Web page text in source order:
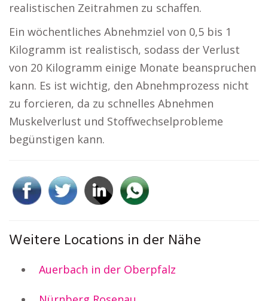
realistischen Zeitrahmen zu schaffen.
Ein wöchentliches Abnehmziel von 0,5 bis 1
Kilogramm ist realistisch, sodass der Verlust
von 20 Kilogramm einige Monate beanspruchen
kann. Es ist wichtig, den Abnehmprozess nicht
zu forcieren, da zu schnelles Abnehmen
Muskelverlust und Stoffwechselprobleme
begünstigen kann.
Weitere Locations in der Nähe
Auerbach in der Oberpfalz